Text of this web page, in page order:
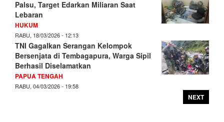
Palsu, Target Edarkan Miliaran Saat
Lebaran
HUKUM
RABU, 18/03/2026 - 12:13
TNI Gagalkan Serangan Kelompok
Bersenjata di Tembagapura, Warga Sipil
Berhasil Diselamatkan
PAPUA TENGAH
RABU, 04/03/2026 - 19:58
NEXT